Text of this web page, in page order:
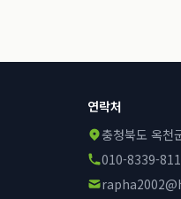
연락처
충청북도 옥천
010-8339-